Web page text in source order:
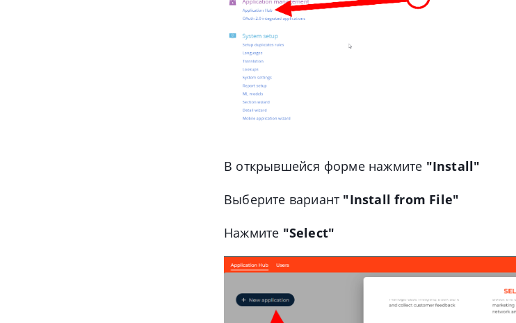
В открывшейся форме нажмите "Install"
Выберите вариант "Install from File"
Нажмите "Select"